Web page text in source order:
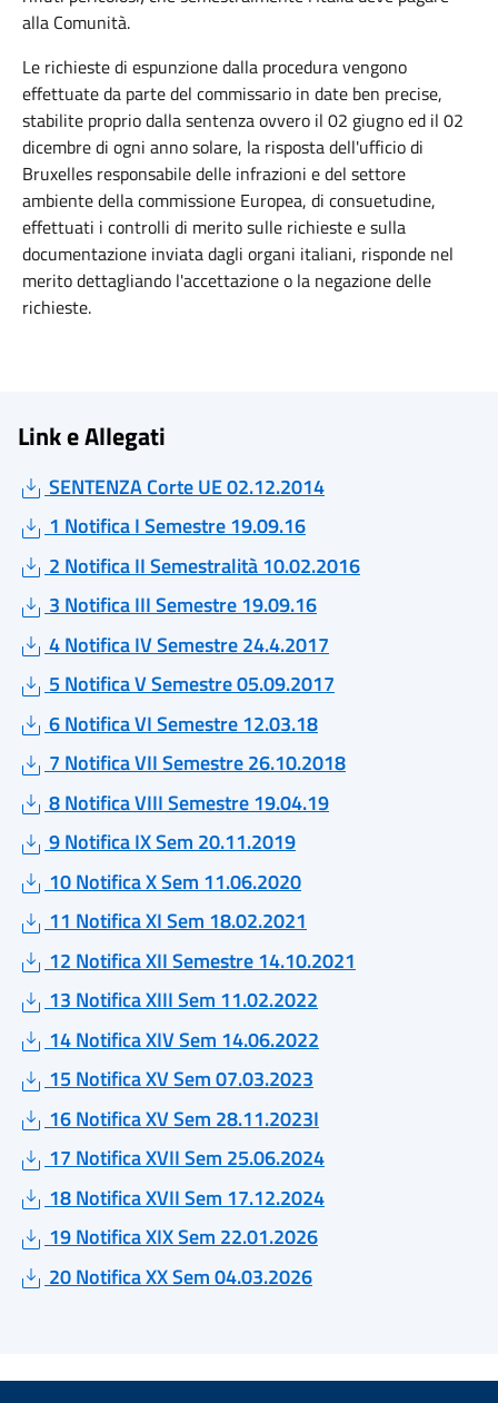
alla Comunità.
Le richieste di espunzione dalla procedura vengono
effettuate da parte del commissario in date ben precise,
stabilite proprio dalla sentenza ovvero il 02 giugno ed il 02
dicembre di ogni anno solare, la risposta dell'ufficio di
Bruxelles responsabile delle infrazioni e del settore
ambiente della commissione Europea, di consuetudine,
effettuati i controlli di merito sulle richieste e sulla
documentazione inviata dagli organi italiani, risponde nel
merito dettagliando l'accettazione o la negazione delle
richieste.
Link e Allegati
SENTENZA Corte UE 02.12.2014
1 Notifica I Semestre 19.09.16
2 Notifica II Semestralità 10.02.2016
3 Notifica III Semestre 19.09.16
4 Notifica IV Semestre 24.4.2017
5 Notifica V Semestre 05.09.2017
6 Notifica VI Semestre 12.03.18
7 Notifica VII Semestre 26.10.2018
8 Notifica VIII Semestre 19.04.19
9 Notifica IX Sem 20.11.2019
10 Notifica X Sem 11.06.2020
11 Notifica XI Sem 18.02.2021
12 Notifica XII Semestre 14.10.2021
13 Notifica XIII Sem 11.02.2022
14 Notifica XIV Sem 14.06.2022
15 Notifica XV Sem 07.03.2023
16 Notifica XV Sem 28.11.2023I
17 Notifica XVII Sem 25.06.2024
18 Notifica XVII Sem 17.12.2024
19 Notifica XIX Sem 22.01.2026
20 Notifica XX Sem 04.03.2026